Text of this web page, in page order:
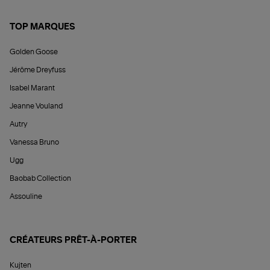
TOP MARQUES
Golden Goose
Jérôme Dreyfuss
Isabel Marant
Jeanne Vouland
Autry
Vanessa Bruno
Ugg
Baobab Collection
Assouline
CRÉATEURS PRÊT-À-PORTER
Kujten